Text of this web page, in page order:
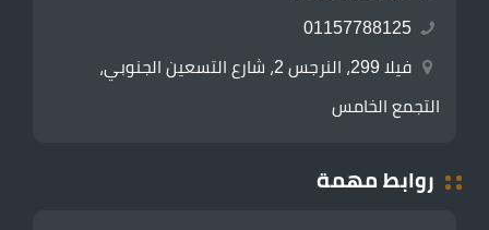
01157788125
فيلا 299، النرجس 2، شارع التسعين الجنوبي،
التجمع الخامس
روابط مهمة